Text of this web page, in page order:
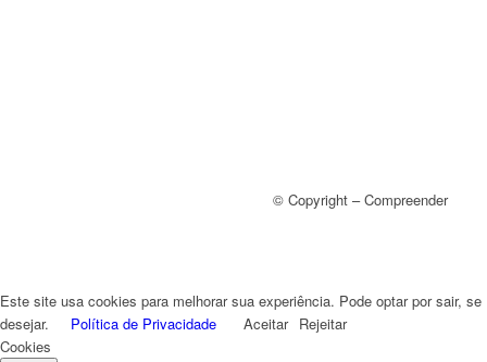
© Copyright – Compreender
Este site usa cookies para melhorar sua experiência. Pode optar por sair, se
desejar.
Política de Privacidade Aceitar Rejeitar
Cookies